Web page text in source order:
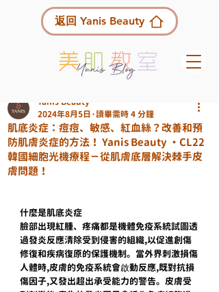
返回 Yanis Beauty
肌底炎症：痘痘、敏感、紅血絲？改善和預
防肌膚炎症的方法！ Yanis Beauty ・CL22
韓國細胞光機療程－從肌膚底層解決棘手皮
膚問題！
Yanis Beauty
2024年8月5日 讀畢需時 4 分鐘
什麼是肌底炎症
臉部出現紅腫、疼痛都是機體免疫系統試圖透
過發炎反應清除受到侵害的組織,以促進創傷
修復和疾病復原的保護機制。當外界刺激損傷
人體時,皮膚的免疫系統會啟動反應,既對抗損
傷因子,又發出超出承受能力的警告。皮膚受